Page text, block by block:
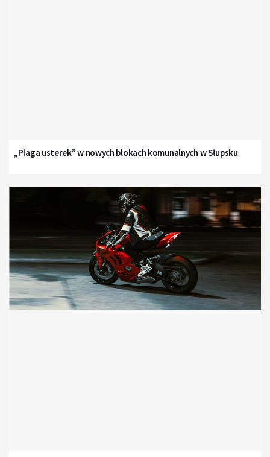
„Plaga usterek” w nowych blokach komunalnych w Słupsku